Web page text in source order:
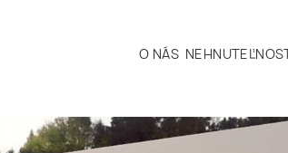
O NÁS NEHNUTEĽNOSTI